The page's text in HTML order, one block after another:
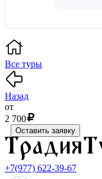
Все туры
Назад
от
2 700
Оставить заявку
+7(977) 622-39-67